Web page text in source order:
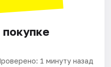
1 минуту назад